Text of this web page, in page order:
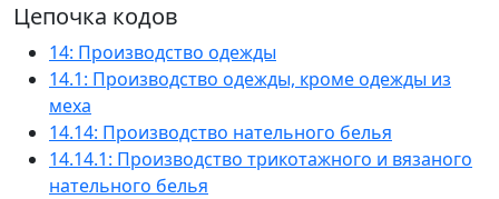
Цепочка кодов
14: Производство одежды
14.1: Производство одежды, кроме одежды из
меха
14.14: Производство нательного белья
14.14.1: Производство трикотажного и вязаного
нательного белья